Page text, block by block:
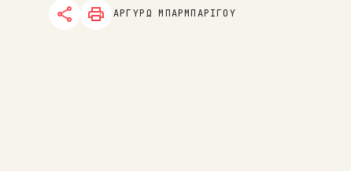
ΑΡΓΥΡΩ ΜΠΑΡΜΠΑΡΙΓΟΥ